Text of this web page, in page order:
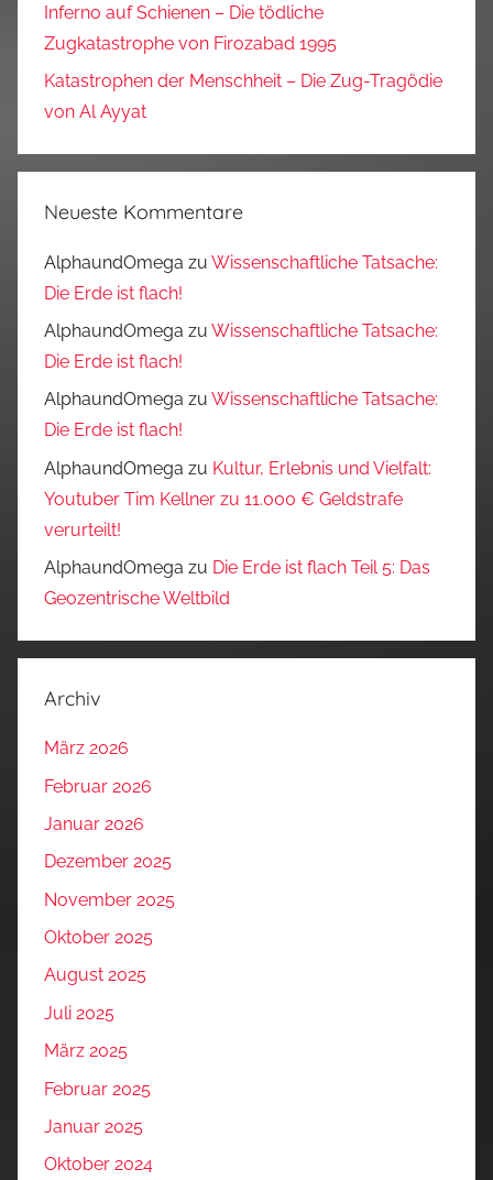
Inferno auf Schienen – Die tödliche
Zugkatastrophe von Firozabad 1995
Katastrophen der Menschheit – Die Zug-Tragödie
von Al Ayyat
Neueste Kommentare
AlphaundOmega zu Wissenschaftliche Tatsache:
Die Erde ist flach!
AlphaundOmega zu Wissenschaftliche Tatsache:
Die Erde ist flach!
AlphaundOmega zu Wissenschaftliche Tatsache:
Die Erde ist flach!
AlphaundOmega zu Kultur, Erlebnis und Vielfalt:
Youtuber Tim Kellner zu 11.000 € Geldstrafe
verurteilt!
AlphaundOmega zu Die Erde ist flach Teil 5: Das
Geozentrische Weltbild
Archiv
März 2026
Februar 2026
Januar 2026
Dezember 2025
November 2025
Oktober 2025
August 2025
Juli 2025
März 2025
Februar 2025
Januar 2025
Oktober 2024